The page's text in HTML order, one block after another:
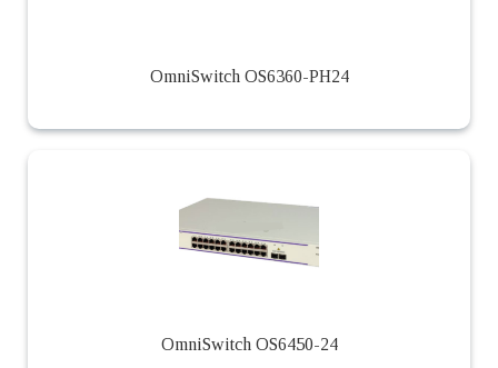
OmniSwitch OS6360-PH24
OmniSwitch OS6450-24